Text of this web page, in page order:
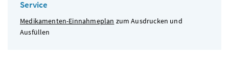
Service
Medikamenten-Einnahmeplan zum Ausdrucken und
Ausfüllen